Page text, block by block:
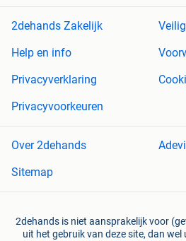
2dehands Zakelijk
Help en info
Privacyverklaring
Privacyvoorkeuren
Over 2dehands
Sitemap
2dehands is niet aansprakelijk voor
uit het gebruik van deze site, dan